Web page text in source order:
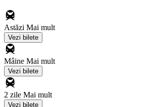
Astăzi Mai mult
Vezi bilete
Mâine Mai mult
Vezi bilete
2 zile Mai mult
Vezi bilete